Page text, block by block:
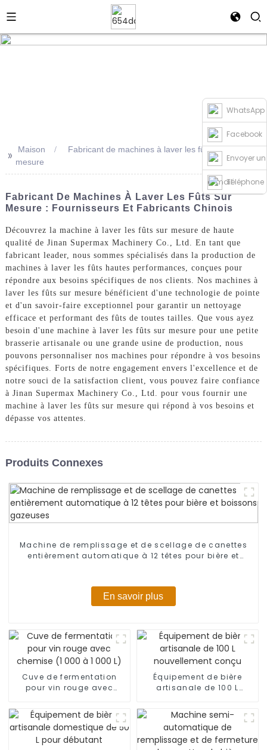
WhatsApp
Facebook
Envoyer un
e-mailTéléphone
>> Maison
Fabricant de machines à laver les fûts sur
mesure
Fabricant De Machines À Laver Les Fûts Sur
Mesure : Fournisseurs Et Fabricants Chinois
Découvrez la machine à laver les fûts sur mesure de haute
qualité de Jinan Supermax Machinery Co., Ltd. En tant que
fabricant leader, nous sommes spécialisés dans la production de
machines à laver les fûts hautes performances, conçues pour
répondre aux besoins spécifiques de nos clients. Nos machines à
laver les fûts sur mesure bénéficient d'une technologie de pointe
et d'un savoir-faire exceptionnel pour garantir un nettoyage
efficace et performant des fûts de toutes tailles. Que vous ayez
besoin d'une machine à laver les fûts sur mesure pour une petite
brasserie artisanale ou une grande usine de production, nous
pouvons personnaliser nos machines pour répondre à vos besoins
spécifiques. Forts de notre engagement envers l'excellence et de
notre souci de la satisfaction client, vous pouvez faire confiance
à Jinan Supermax Machinery Co., Ltd. pour vous fournir une
machine à laver les fûts sur mesure qui répond à vos besoins et
dépasse vos attentes.
Produits Connexes
Machine de remplissage et de scellage de canettes
entièrement automatique à 12 têtes pour bière et
En savoir plus
Cuve de fermentation
pour vin rouge avec
Équipement de bière
artisanale de 100 L